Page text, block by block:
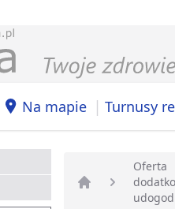
Na mapie | Turnusy
Strona główna
Oferta